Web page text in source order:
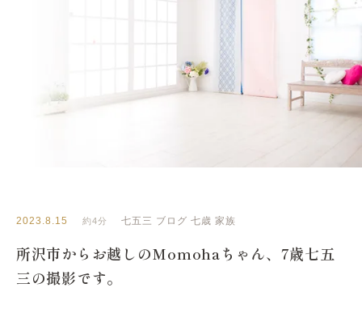
いりそ写真館ブログ
2023.8.15 約4分 七五三 ブログ 七歳 家族
所沢市からお越しのMomohaちゃん、7歳七五
三の撮影です。